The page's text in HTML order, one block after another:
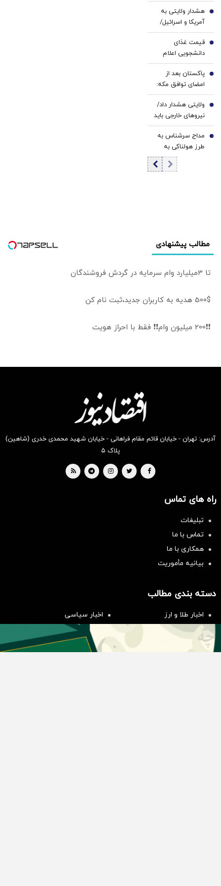
آماده باشند
هشدار ولایتی به
آمریکا و اسرائیل/
منطقه را ترک کنید
3
قیمت غذای
دانشجویی اعلام
شد
4
پاکستان بعد از
امضای توافق مکه:
باید در برابر اسرائیل
متحد شویم
5
ولایتی هشدار داد/
نیروهای خارجی باید
منطقه را ترک کنند
6
مداح سرشناس به
طرز هولناکی به
قتل رسید / فیلم
جنایت برای خانواده
7
مطالب پیشنهادی
تا 3میلیارد وام سرمایه در گردش فروشندگان
500$ هدیه به کاربران جدید،ثبت نام کن
❗❗200 میلیون وام❗❗ فقط با احراز هویت
آدرس: تهران - خیابان قائم مقام فراهانی - خیابان شهید محمدی خدری (شاهین)
پلاک ۵
راه های تماس
تبلیغات
تماس با ما
همکاری با ما
بیانیه مأموریت
دسته بندی مطالب
اخبار طلا و ارز
اخبار سیاسی
اخبار بورس
اخبار مسکن
اخبار خودرو
اخبار تکنولوژی